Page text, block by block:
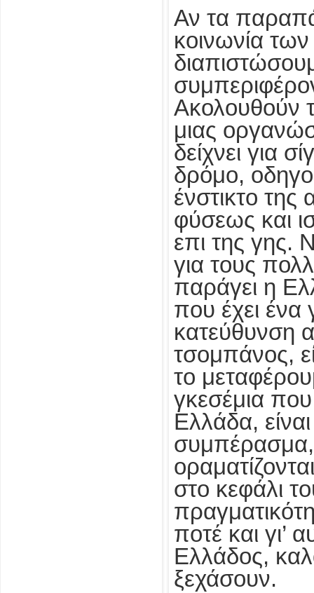
Αν τα
κοινωνία
Ακολουθούν
μιας
δείχνει για
δρόμο,
ένστικτο της
φύσεως και
επι της γης.
για τους
παράγει η
που έχει ένα
κατεύθυνση
τσομπάνος,
το
γκεσέμια
Ελλάδα,
συμπέρασμα,
στο κεφάλι
ποτέ και γι’
Ελλάδος,
ξεχάσουν.